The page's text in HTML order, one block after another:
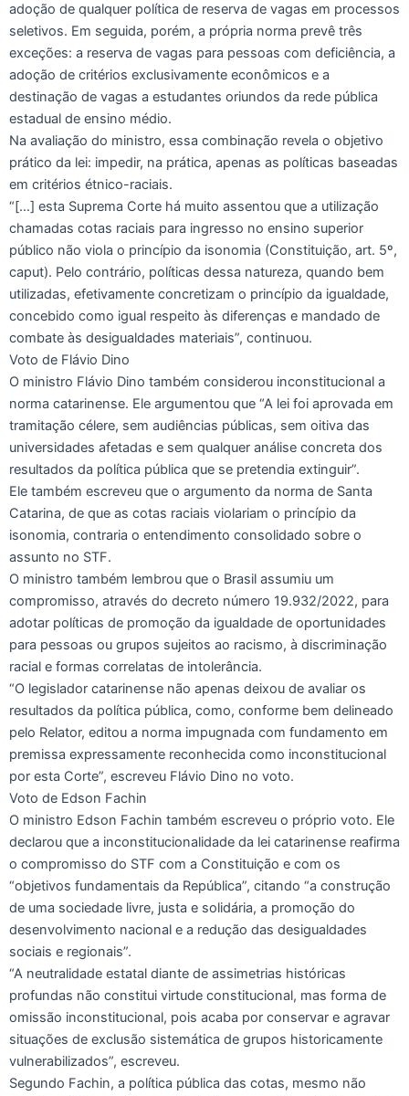
adoção de qualquer política de reserva de vagas em processos
seletivos. Em seguida, porém, a própria norma prevê três
exceções: a reserva de vagas para pessoas com deficiência, a
adoção de critérios exclusivamente econômicos e a
destinação de vagas a estudantes oriundos da rede pública
estadual de ensino médio.
Na avaliação do ministro, essa combinação revela o objetivo
prático da lei: impedir, na prática, apenas as políticas baseadas
em critérios étnico-raciais.
“[…] esta Suprema Corte há muito assentou que a utilização
chamadas cotas raciais para ingresso no ensino superior
público não viola o princípio da isonomia (Constituição, art. 5º,
caput). Pelo contrário, políticas dessa natureza, quando bem
utilizadas, efetivamente concretizam o princípio da igualdade,
concebido como igual respeito às diferenças e mandado de
combate às desigualdades materiais”, continuou.
Voto de Flávio Dino
O ministro Flávio Dino também considerou inconstitucional a
norma catarinense. Ele argumentou que “A lei foi aprovada em
tramitação célere, sem audiências públicas, sem oitiva das
universidades afetadas e sem qualquer análise concreta dos
resultados da política pública que se pretendia extinguir”.
Ele também escreveu que o argumento da norma de Santa
Catarina, de que as cotas raciais violariam o princípio da
isonomia, contraria o entendimento consolidado sobre o
assunto no STF.
O ministro também lembrou que o Brasil assumiu um
compromisso, através do decreto número 19.932/2022, para
adotar políticas de promoção da igualdade de oportunidades
para pessoas ou grupos sujeitos ao racismo, à discriminação
racial e formas correlatas de intolerância.
“O legislador catarinense não apenas deixou de avaliar os
resultados da política pública, como, conforme bem delineado
pelo Relator, editou a norma impugnada com fundamento em
premissa expressamente reconhecida como inconstitucional
por esta Corte”, escreveu Flávio Dino no voto.
Voto de Edson Fachin
O ministro Edson Fachin também escreveu o próprio voto. Ele
declarou que a inconstitucionalidade da lei catarinense reafirma
o compromisso do STF com a Constituição e com os
“objetivos fundamentais da República”, citando “a construção
de uma sociedade livre, justa e solidária, a promoção do
desenvolvimento nacional e a redução das desigualdades
sociais e regionais”.
“A neutralidade estatal diante de assimetrias históricas
profundas não constitui virtude constitucional, mas forma de
omissão inconstitucional, pois acaba por conservar e agravar
situações de exclusão sistemática de grupos historicamente
vulnerabilizados”, escreveu.
Segundo Fachin, a política pública das cotas, mesmo não